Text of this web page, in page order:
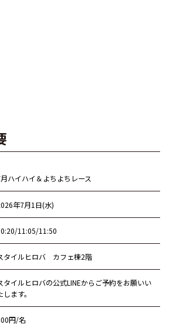
ハイハイ＆よちよちレース
年7月1日(水)
11:05/11:50
タイルヒロバ カフェ棟2階
タイルヒロバの公式LINEからご予約をお願いい
します。
円/名